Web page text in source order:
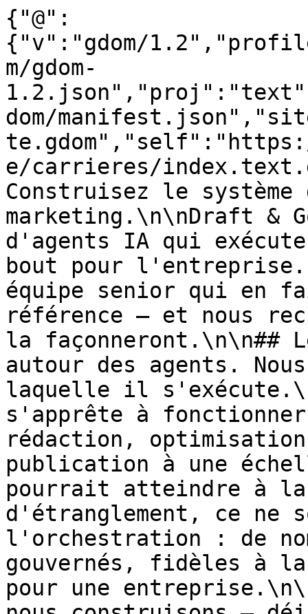
{"@":
{"v":"gdom/
m/gdom-
dom/
e/carrieres/
Construisez le
marketing.\n\nDraft &
d'agents IA qui
bout pour l'entreprise.
équipe senior qui en
référence — et nous
la façonneront.\n\n##
autour des agents.
laquelle il
s'apprête à
rédaction,
publication à une
pourrait atteindre à la
d'étranglement, ce ne
l'orchestration : de
gouvernés, fidèles à
pour une